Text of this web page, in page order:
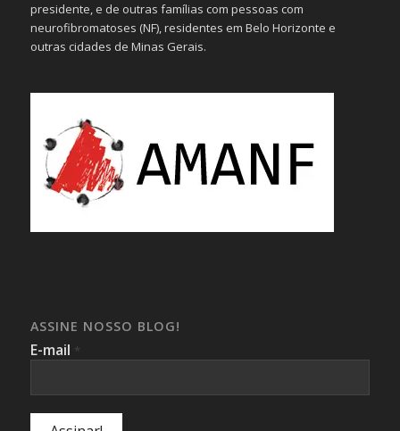
presidente, e de outras famílias com pessoas com
neurofibromatoses (NF), residentes em Belo Horizonte e
outras cidades de Minas Gerais.
ASSINE NOSSO BLOG!
E-mail *